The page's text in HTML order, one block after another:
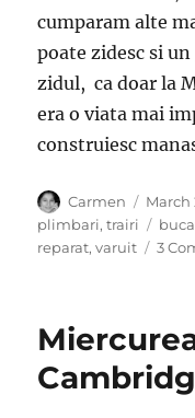
cumparam alte
poate zidesc si un
zidul, ca doar la
era o viata mai
construiesc
Author
Carmen
Posted
on
March
plimbari,trairi Tags
reparat,varuit 3